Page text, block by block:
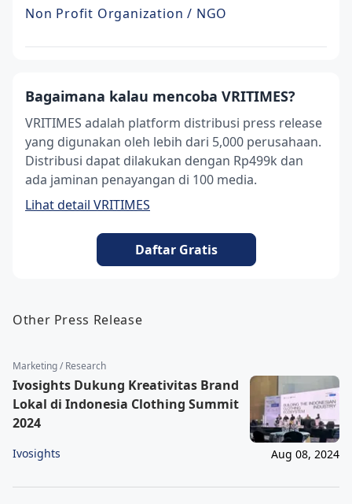
Non Profit Organization / NGO
Bagaimana kalau mencoba VRITIMES?
VRITIMES adalah platform distribusi press release
yang digunakan oleh lebih dari 5,000 perusahaan.
Distribusi dapat dilakukan dengan Rp499k dan
ada jaminan penayangan di 100 media.
Lihat detail VRITIMES
Daftar Gratis
Other Press Release
Marketing / Research
Ivosights Dukung Kreativitas Brand
Lokal di Indonesia Clothing Summit
2024
Ivosights Aug 08, 2024